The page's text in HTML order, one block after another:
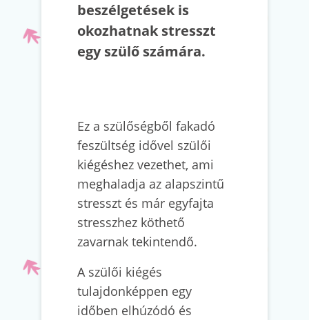
beszélgetések is
okozhatnak stresszt
egy szülő számára.
Ez a szülőségből fakadó
feszültség idővel szülői
kiégéshez vezethet, ami
meghaladja az alapszintű
stresszt és már egyfajta
stresszhez köthető
zavarnak tekintendő.
A szülői kiégés
tulajdonképpen egy
időben elhúzódó és